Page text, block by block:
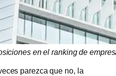
en el ranking de
parezca que no, la